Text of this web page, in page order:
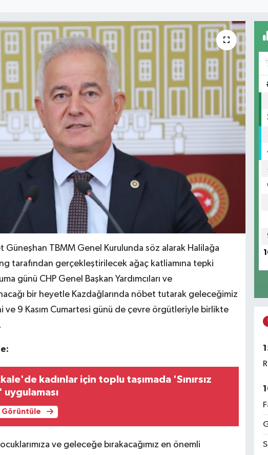
Güneşhan TBMM Genel Kurulunda söz alarak Halilağa
tarafından gerçekleştirilecek ağaç katliamına tepki
günü CHP Genel Başkan Yardımcıları ve
bir heyetle Kazdağlarında nöbet tutarak geleceğimiz
9 Kasım Cumartesi günü de çevre örgütleriyle birlikte
kadınlar için toplu taşımada 'Sınırsız
uygulaması
Görüntüle
ve geleceğe bırakacağımız en önemli